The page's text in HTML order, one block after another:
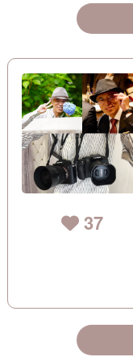
37